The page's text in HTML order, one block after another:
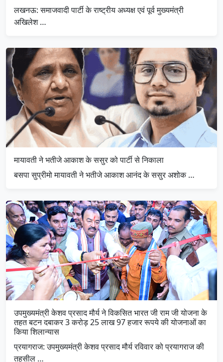
लखनऊ: समाजवादी पार्टी के राष्ट्रीय अध्यक्ष एवं पूर्व मुख्यमंत्री
अखिलेश …
मायावती ने भतीजे आकाश के ससुर को पार्टी से निकाला
बसपा सुप्रीमो मायावती ने भतीजे आकाश आनंद के ससुर अशोक …
उपमुख्यमंत्री केशव प्रसाद मौर्य ने विकसित भारत जी राम जी योजना के
तहत बटन दबाकर 3 करोड़ 25 लाख 97 हजार रूपये की योजनाओं का
किया शिलान्यास
प्रयागराज: उपमुख्यमंत्री केशव प्रसाद मौर्य रविवार को प्रयागराज की
तहसील …